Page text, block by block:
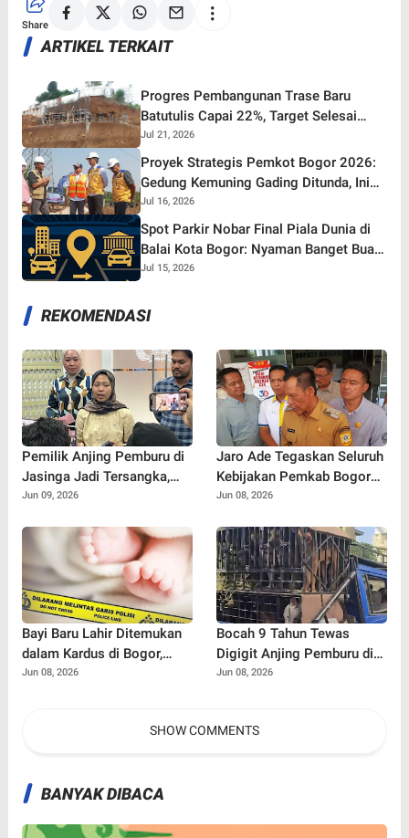
Share
ARTIKEL TERKAIT
Progres Pembangunan Trase Baru
Batutulis Capai 22%, Target Selesai
Oktober 2026!
Jul 21, 2026
Proyek Strategis Pemkot Bogor 2026:
Gedung Kemuning Gading Ditunda, Ini
yang Tetap Gaspol!
Jul 16, 2026
Spot Parkir Nobar Final Piala Dunia di
Balai Kota Bogor: Nyaman Banget Buat
Nonton Bareng!
Jul 15, 2026
REKOMENDASI
Pemilik Anjing Pemburu di
Jasinga Jadi Tersangka,
Polisi Ungkap Kronologi
Jun 09, 2026
Jaro Ade Tegaskan Seluruh
Kebijakan Pemkab Bogor
Selalu Dikoordinasikan
Jun 08, 2026
Bayi Baru Lahir Ditemukan
dalam Kardus di Bogor,
Surat Ayah Ungkap Dugaan
Jun 08, 2026
Bocah 9 Tahun Tewas
Digigit Anjing Pemburu di
Jasinga
Jun 08, 2026
SHOW COMMENTS
BANYAK DIBACA